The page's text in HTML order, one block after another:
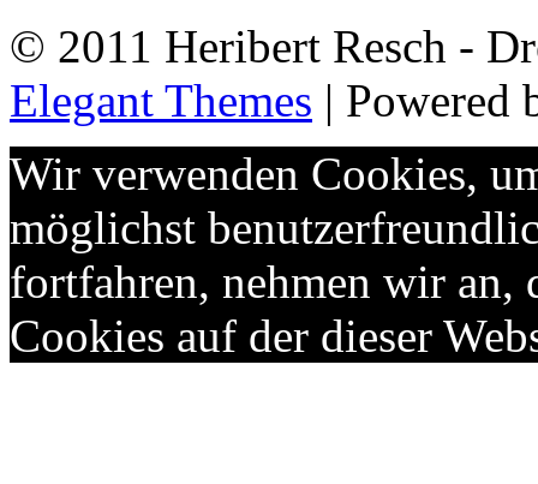
© 2011 Heribert Resch -
Elegant Themes | Powered
Wir verwenden Cookies,
möglichst
fortfahren, nehmen wir an,
Cookies auf der dieser